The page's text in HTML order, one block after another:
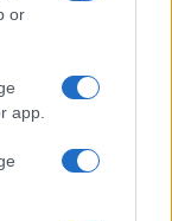
or
app.